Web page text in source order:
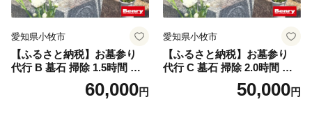
愛知県小牧市
【ふるさと納税】お墓参り
代行 B 墓石 掃除 1.5時間 程
度 × 2回 お参り 献花 献香 雑
草 除去 処分 草抜き 清掃 お
60,000円
愛知県小牧市
【ふるさと納税】お墓参り
代行 C 墓石 掃除 2.0時間 程
度 お参り 献花 献香 雑草 除
去 処分 草抜き 清掃 お手入れ
50,000円